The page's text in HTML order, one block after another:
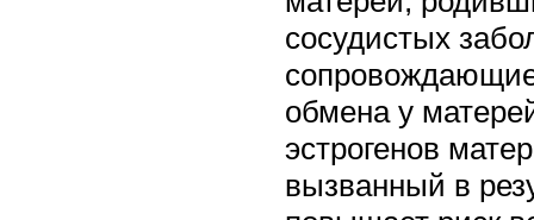
сосудистых
обмена у
эстрогенов
вызванный в